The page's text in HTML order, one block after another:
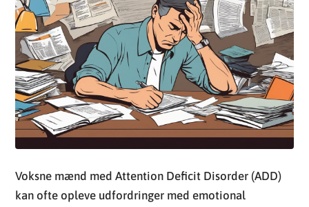
Voksne mænd med Attention Deficit Disorder (ADD)
kan ofte opleve udfordringer med emotional